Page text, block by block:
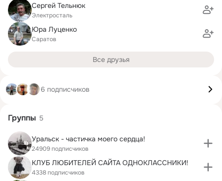
Сергей Тельнюк
Электросталь
Юра Луценко
Саратов
Все друзья
6 подписчиков
Группы 5
Уральск - частичка моего сердца!
24909 подписчиков
КЛУБ ЛЮБИТЕЛЕЙ САЙТА ОДНОКЛАССНИКИ!
4338 подписчиков